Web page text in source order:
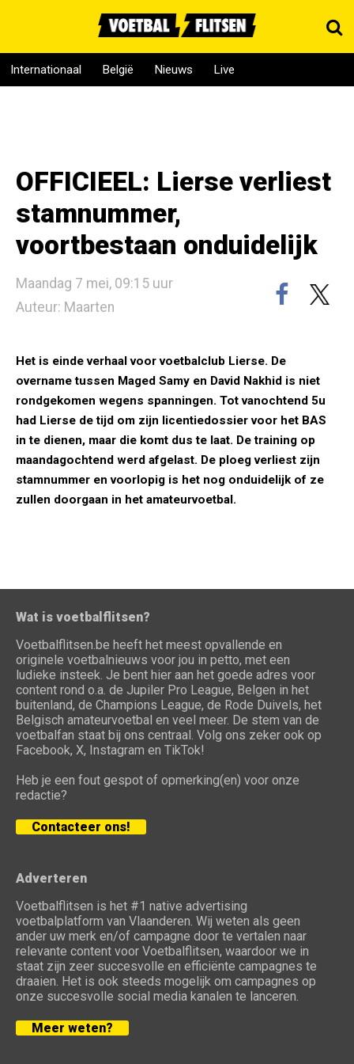
Internationaal België Nieuws Live
OFFICIEEL: Lierse verliest
stamnummer,
voortbestaan onduidelijk
Maandag 7 mei, 09:15 uur
Auteur: Maarten
Het is einde verhaal voor voetbalclub Lierse. De
overname tussen Maged Samy en David Nakhid is niet
rondgekomen wegens spanningen. Tot vanochtend 5u
had Lierse de tijd om zijn licentiedossier voor het BAS
in te dienen, maar die komt dus te laat. De training op
maandagochtend werd afgelast. De ploeg verliest zijn
stamnummer en voorlopig is het nog onduidelijk of ze
zullen doorgaan in het amateurvoetbal.
Wat is voetbalflitsen?
Voetbalflitsen.be heeft het meest opvallende en
originele voetbalnieuws voor jou in petto, met een
ludieke insteek. Je bent hier aan het goede adres voor
content rond o.a. de Jupiler Pro League, Belgen in het
buitenland, de Champions League, de Rode Duivels, het
Belgisch amateurvoetbal en veel meer. De stem van de
voetbalfan staat bij ons centraal. Volg ons zeker ook op
Facebook, X, Instagram en TikTok!
Heb je een fout gespot of opmerking(en) voor onze
redactie?
Contacteer ons!
Adverteren
Voetbalflitsen is het #1 native advertising
voetbalplatform van Vlaanderen. Wij weten als geen
ander uw merk en/of campagne door te vertalen naar
relevante content voor Voetbalflitsen, waardoor we in
staat zijn zeer succesvolle en efficiënte campagnes te
draaien. Het is ook steeds mogelijk om campagnes op
onze succesvolle social media kanalen te lanceren.
Meer weten?